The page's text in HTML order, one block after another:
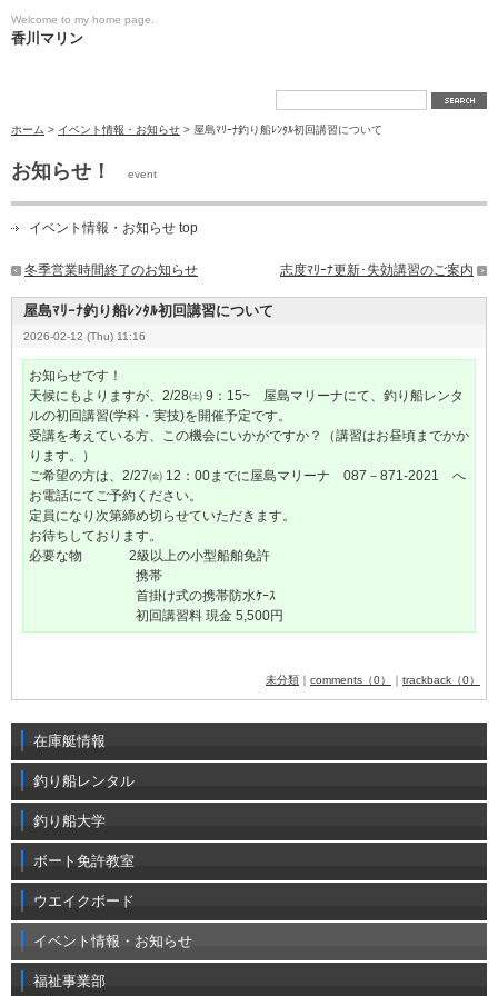
Welcome to my home page.
香川マリン
ホーム > イベント情報・お知らせ > 屋島ﾏﾘｰﾅ釣り船ﾚﾝﾀﾙ初回講習について
お知らせ！ event
イベント情報・お知らせ top
冬季営業時間終了のお知らせ 志度ﾏﾘｰﾅ更新･失効講習のご案内
屋島ﾏﾘｰﾅ釣り船ﾚﾝﾀﾙ初回講習について
2026-02-12 (Thu) 11:16
お知らせです！
天候にもよりますが、2/28㈯ 9：15~ 屋島マリーナにて、釣り船レンタ
ルの初回講習(学科・実技)を開催予定です。
受講を考えている方、この機会にいかがですか？（講習はお昼頃までかか
ります。）
ご希望の方は、2/27㈮ 12：00までに屋島マリーナ 087－871-2021 へ
お電話にてご予約ください。
定員になり次第締め切らせていただきます。
お待ちしております。
必要な物 2級以上の小型船舶免許
携帯
首掛け式の携帯防水ｹｰｽ
初回講習料 現金 5,500円
未分類 ｜ comments（0） ｜ trackback（0）
在庫艇情報
釣り船レンタル
釣り船大学
ボート免許教室
ウエイクボード
イベント情報・お知らせ
福祉事業部